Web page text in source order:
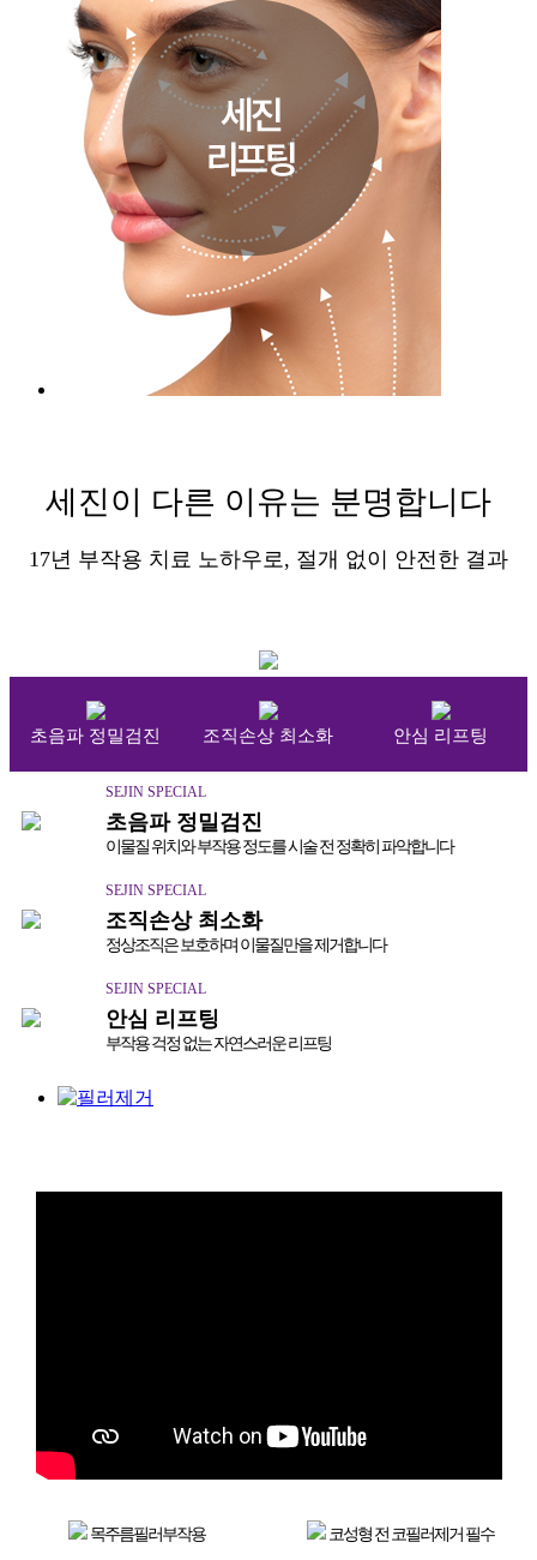
세진이 다른 이유는 분명합니다
17년 부작용 치료 노하우로, 절개 없이 안전한 결과
초음파 정밀검진 조직손상 최소화 안심 리프팅
SEJIN SPECIAL
초음파 정밀검진
이물질 위치와 부작용 정도를 시술 전 정확히 파악합니다
SEJIN SPECIAL
조직손상 최소화
정상조직은 보호하며 이물질만을 제거합니다
SEJIN SPECIAL
안심 리프팅
부작용 걱정 없는 자연스러운 리프팅
목주름필러부작용 코성형 전 코필러제거 필수